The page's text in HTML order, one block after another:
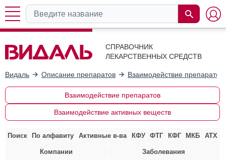
СПРАВОЧНИК
ЛЕКАРСТВЕННЫХ СРЕДСТВ
Видаль Описание препаратов Взаимодействие препаратов
Взаимодействие препаратов
Взаимодействие активных веществ
Поиск По алфавиту Активные в-ва КФУ ФТГ КФГ МКБ АТХ
Компании Заболевания